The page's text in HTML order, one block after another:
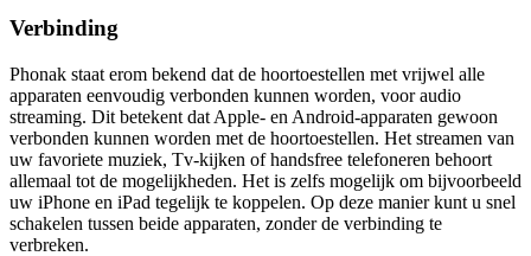
Verbinding
Phonak staat erom bekend dat de hoortoestellen met vrijwel alle
apparaten eenvoudig verbonden kunnen worden, voor audio
streaming. Dit betekent dat Apple- en Android-apparaten gewoon
verbonden kunnen worden met de hoortoestellen. Het streamen van
uw favoriete muziek, Tv-kijken of handsfree telefoneren behoort
allemaal tot de mogelijkheden. Het is zelfs mogelijk om bijvoorbeeld
uw iPhone en iPad tegelijk te koppelen. Op deze manier kunt u snel
schakelen tussen beide apparaten, zonder de verbinding te
verbreken.